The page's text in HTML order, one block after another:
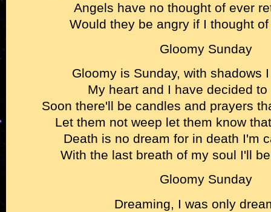
Angels have no thought of ever
Would they be angry if I thought
Gloomy Sunday
Gloomy is Sunday, with shadows
My heart and I have decided
Soon there'll be candles and prayers
Let them not weep let them know
Death is no dream for in death I'm
With the last breath of my soul I'll
Gloomy Sunday
Dreaming, I was only